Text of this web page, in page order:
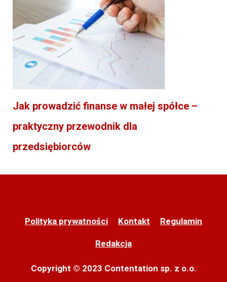
Jak prowadzić finanse w małej spółce –
praktyczny przewodnik dla
przedsiębiorców
Polityka prywatności Kontakt Regulamin
Redakcja
Copyright © 2023 Contentation sp. z o.o.